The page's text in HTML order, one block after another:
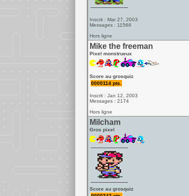
Inscrit : Mar 27, 2003
Messages : 11566
Hors ligne
Mike the freeman
Pixel monstrueux
Score au grosquiz
0000114 pts.
Inscrit : Jan 12, 2003
Messages : 2174
Hors ligne
Milcham
Gros pixel
Score au grosquiz